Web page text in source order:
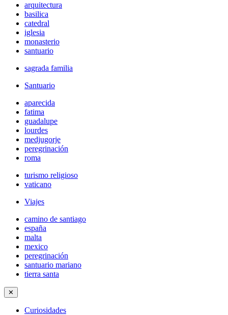
arquitectura
basilica
catedral
iglesia
monasterio
santuario
sagrada familia
Santuario
aparecida
fatima
guadalupe
lourdes
medjugorje
peregrinación
roma
turismo religioso
vaticano
Viajes
camino de santiago
españa
malta
mexico
peregrinación
santuario mariano
tierra santa
✕
Curiosidades